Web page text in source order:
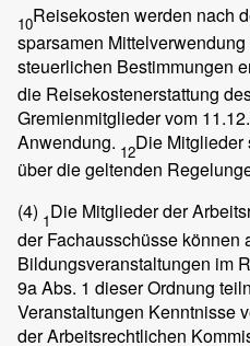
10Reisekosten werden nach
sparsamen
steuerlichen Bestimmungen
die Reisekostenerstattung
Gremienmitglieder vom
Anwendung. 12Die Mitglieder
über die geltenden
(4) 1Die Mitglieder der
der Fachausschüsse können
Bildungsveranstaltungen im
9a Abs. 1 dieser Ordnung
Veranstaltungen Kenntnisse
der Arbeitsrechtlichen